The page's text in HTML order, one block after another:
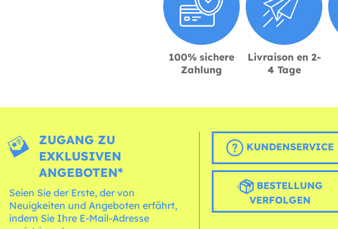
100% sichere
Zahlung
Livraison en 2-
4 Tage
ZUGANG ZU
EXKLUSIVEN
ANGEBOTEN*
Seien Sie der Erste, der von
Neuigkeiten und Angeboten erfährt,
indem Sie Ihre E-Mail-Adresse
KUNDENSERVICE
BESTELLUNG
VERFOLGEN